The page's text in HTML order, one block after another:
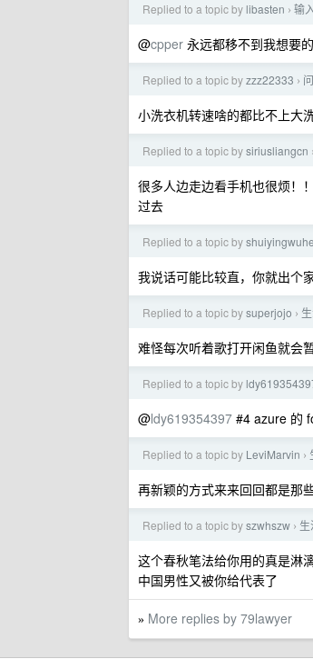
Replied to a topic by libasten › 输
@cpper 永远都移不到我想要
Replied to a topic byzzz22333 ›
小洗衣机转速啥的都比不上大
Replied to a topic bysiriusliangcn ›
很多人边走边看手机也很烦！
过去
Replied to a topic by
我说话可能比较直，你就出个
Replied to a topic bysuperjojo ›
难怪每次听着歌打开闲鱼就会
Replied to a topic by
@ldy619354397 #4 azure 的
Replied to a topic by LeviMarvin ›
再新颖的方式来来回回都是那
Replied to a topic byszwhszw ›
这个春秋笔法给你用的真是淋
中国男性又被你给代表了
» More replies by 79lawyer